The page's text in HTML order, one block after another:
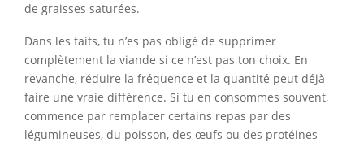
de graisses saturées.
Dans les faits, tu n’es pas obligé de supprimer
complètement la viande si ce n’est pas ton choix. En
revanche, réduire la fréquence et la quantité peut déjà
faire une vraie différence. Si tu en consommes souvent,
commence par remplacer certains repas par des
légumineuses, du poisson, des œufs ou des protéines